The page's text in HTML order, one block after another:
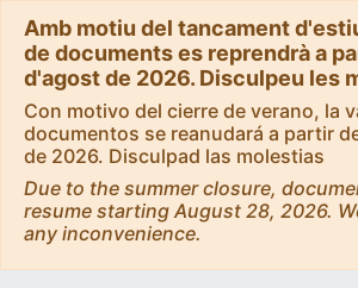
Amb motiu del tancament
de documents es reprendrà a
d'agost de 2026. Disculpeu les
Con motivo del cierre de verano, la
documentos se reanudará a partir
de 2026. Disculpad las molestias
Due to the summer closure,
resume starting August 28, 2026.
any inconvenience.